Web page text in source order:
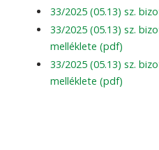
33/2025 (05.13) sz.
33/2025 (05.13) sz.
melléklete (pdf)
33/2025 (05.13) sz.
melléklete (pdf)